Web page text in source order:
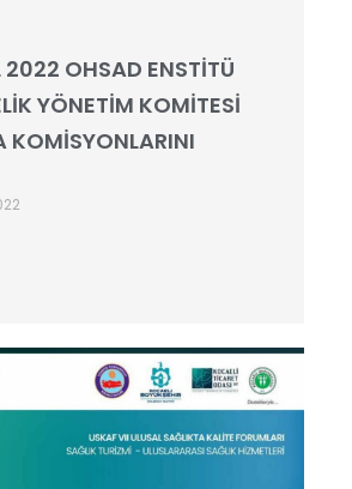
2022 OHSAD ENSTİTÜ
YÖNETİM KOMİTESİ
KOMİSYONLARINI